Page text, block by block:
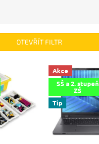
OTEVŘÍT FILTR
Akce
SŠ a 2. stupeň
ZŠ
Tip